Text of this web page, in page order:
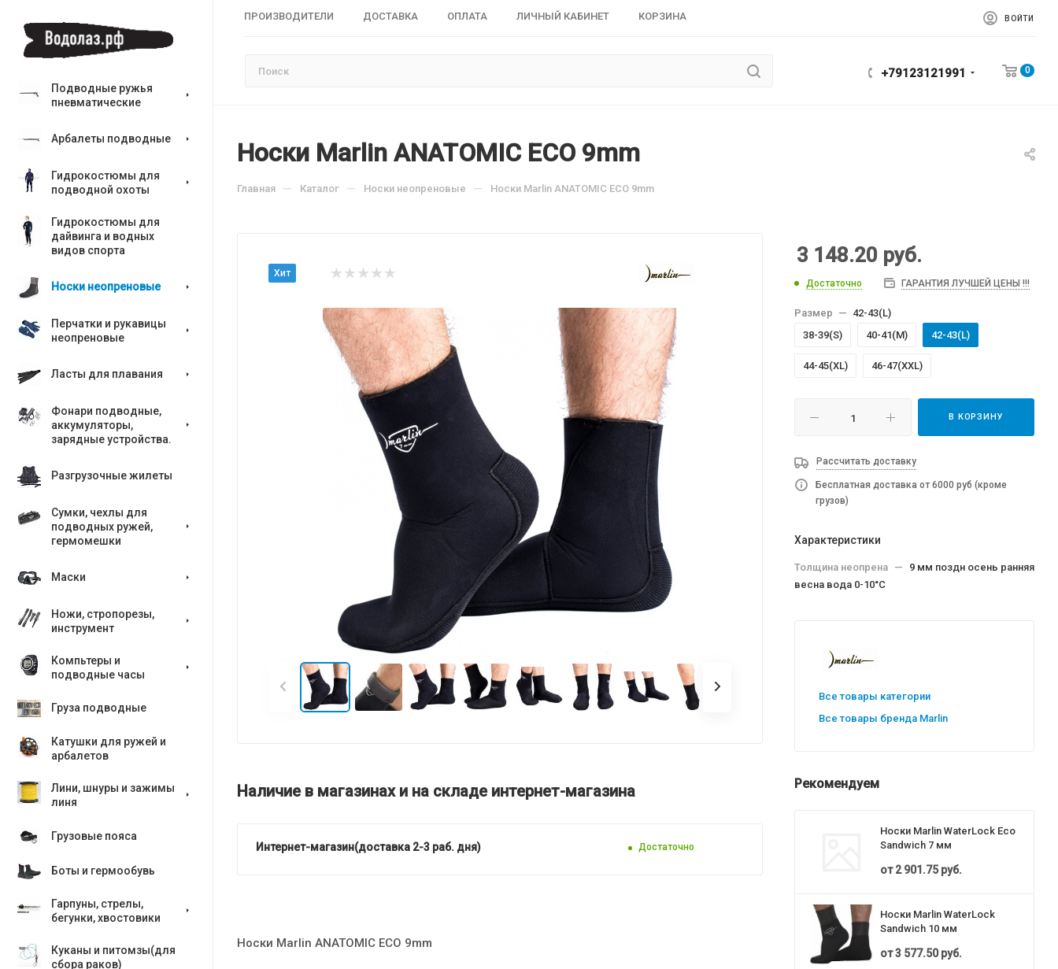
ПРОИЗВОДИТЕЛИ ДОСТАВКА ОПЛАТА ЛИЧНЫЙ КАБИНЕТ КОРЗИНА ВОЙТИ
+79123121991 0
Подводные ружья
пневматические
Арбалеты подводные
Гидрокостюмы для
подводной охоты
Гидрокостюмы для
дайвинга и водных
видов спорта
Носки неопреновые
Перчатки и рукавицы
неопреновые
Ласты для плавания
Фонари подводные,
аккумуляторы,
зарядные устройства.
Разгрузочные жилеты
Сумки, чехлы для
подводных ружей,
гермомешки
Маски
Ножи, стропорезы,
инструмент
Компьтеры и
подводные часы
Груза подводные
Катушки для ружей и
арбалетов
Лини, шнуры и зажимы
линя
Грузовые пояса
Боты и гермообувь
Гарпуны, стрелы,
бегунки, хвостовики
Куканы и питомзы(для
сбора раков)
Носки Marlin ANATOMIC ECO 9mm
Главная — Каталог — Носки неопреновые — Носки Marlin ANATOMIC ECO 9mm
Хит
Наличие в магазинах и на складе интернет-магазина
Интернет-магазин(доставка 2-3 раб. дня) Достаточно
Носки Marlin ANATOMIC ECO 9mm
3 148.20 руб.
Достаточно ГАРАНТИЯ ЛУЧШЕЙ ЦЕНЫ !!!
Размер — 42-43(L)
38-39(S)
40-41(M) 42-43(L)
44-45(XL) 46-47(XXL)
В КОРЗИНУ
Рассчитать доставку
Бесплатная доставка от 6000 руб (кроме
грузов)
Характеристики
Толщина неопрена —
9 мм поздн осень ранняя
весна вода 0-10°C
Все товары категории
Все товары бренда Marlin
Рекомендуем
Носки Marlin WaterLock Eco
Sandwich 7 мм
от2 901.75 руб.
Носки Marlin WaterLock
Sandwich 10 мм
от3 577.50 руб.